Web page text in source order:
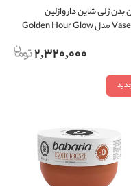
بدن ژلی شاین دار وازلین
Vaseline مدل Golden Hour Glow
2,320,000